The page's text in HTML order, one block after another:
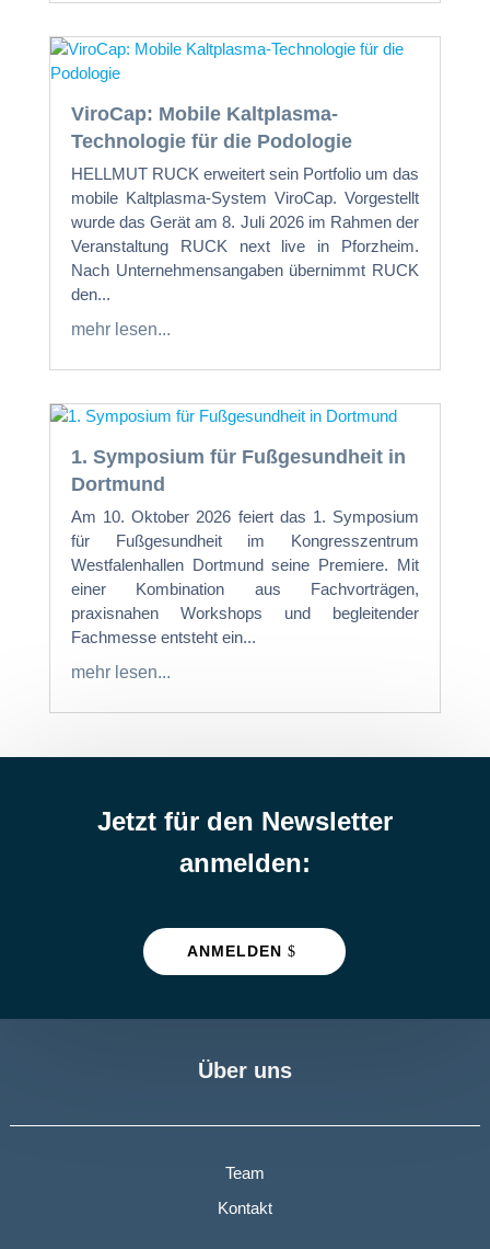
ViroCap: Mobile Kaltplasma-
Technologie für die Podologie
HELLMUT RUCK erweitert sein Portfolio um das
mobile Kaltplasma-System ViroCap. Vorgestellt
wurde das Gerät am 8. Juli 2026 im Rahmen der
Veranstaltung RUCK next live in Pforzheim.
Nach Unternehmensangaben übernimmt RUCK
den...
mehr lesen...
1. Symposium für Fußgesundheit in
Dortmund
Am 10. Oktober 2026 feiert das 1. Symposium
für Fußgesundheit im Kongresszentrum
Westfalenhallen Dortmund seine Premiere. Mit
einer Kombination aus Fachvorträgen,
praxisnahen Workshops und begleitender
Fachmesse entsteht ein...
mehr lesen...
Jetzt für den Newsletter
anmelden:
ANMELDEN
Über uns
Team
Kontakt